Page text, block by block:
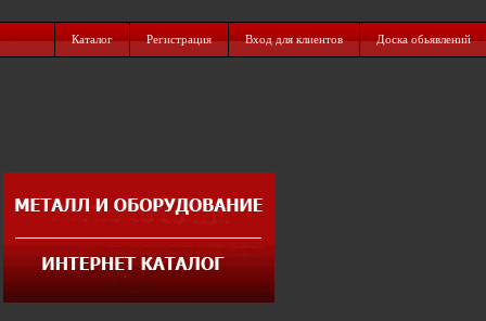
Каталог Регистрация Вход для клиентов Доска обьявлений